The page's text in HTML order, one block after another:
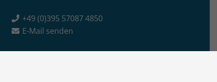
+49 (0)395 57087 4850
E-Mail senden
Info